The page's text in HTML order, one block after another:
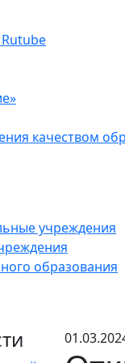
качеством
учреждения
образования